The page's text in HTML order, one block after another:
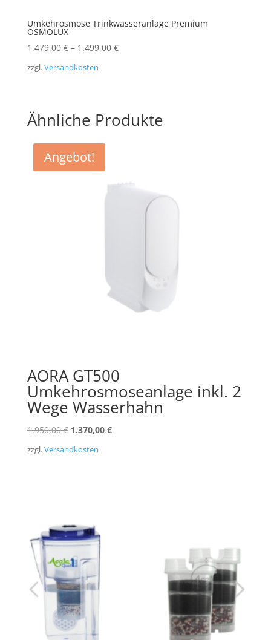
Umkehrosmose Trinkwasseranlage Premium
OSMOLUX
1.479,00 €– 1.499,00 €
zzgl.Versandkosten
Ähnliche Produkte
Angebot!
AORA GT500
Umkehrosmoseanlage inkl. 2
Wege Wasserhahn
1.950,00€ Ursprünglicher
1.370,00 €Aktueller
zzgl.Versandkosten